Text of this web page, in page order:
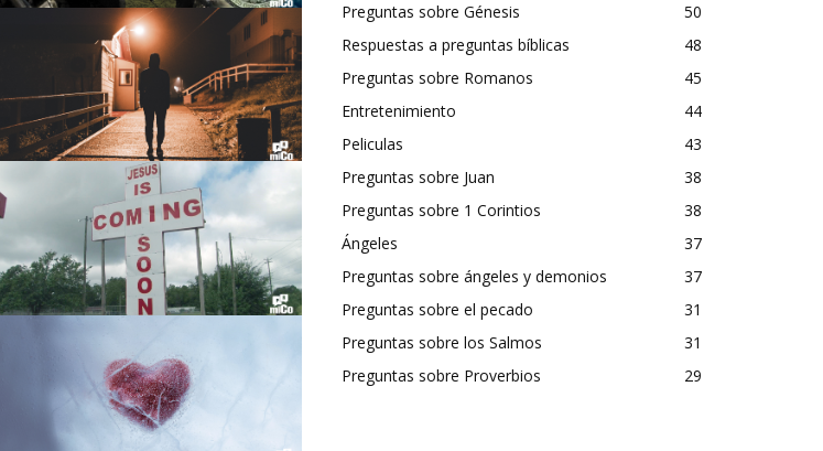
Preguntas sobre Génesis
50
Respuestas a preguntas bíblicas
48
Preguntas sobre Romanos
45
Entretenimiento
44
Peliculas
43
Preguntas sobre Juan
38
Preguntas sobre 1 Corintios
38
Ángeles
37
Preguntas sobre ángeles y demonios
37
Preguntas sobre el pecado
31
Preguntas sobre los Salmos
31
Preguntas sobre Proverbios
29